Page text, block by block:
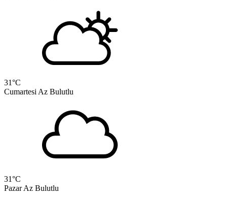
31°C
Cumartesi Az Bulutlu
31°C
Pazar Az Bulutlu